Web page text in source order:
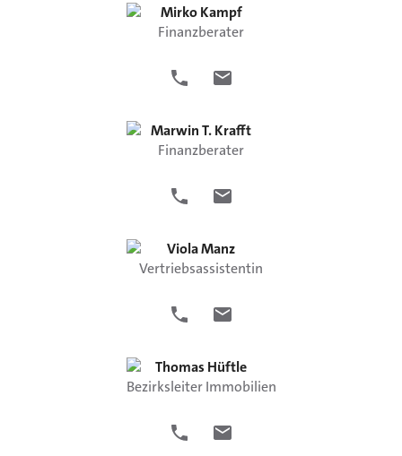
Mirko Kampf
Finanzberater
Marwin T.Krafft
Finanzberater
ViolaManz
Vertriebsassistentin
Thomas Hüftle
Bezirksleiter Immobilien